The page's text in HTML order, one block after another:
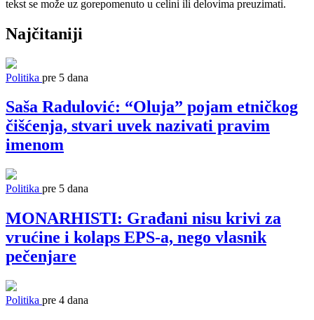
tekst se može uz gorepomenuto u celini ili delovima preuzimati.
Najčitaniji
Politika pre 5 dana
Saša Radulović: “Oluja” pojam etničkog
čišćenja, stvari uvek nazivati pravim
imenom
Politika pre 5 dana
MONARHISTI: Građani nisu krivi za
vrućine i kolaps EPS-a, nego vlasnik
pečenjare
Politika pre 4 dana